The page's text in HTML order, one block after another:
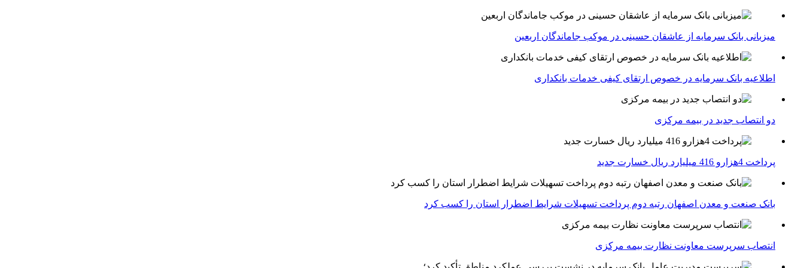
میزبانی بانک سرمایه از عاشقان حسینی در موکب جاماندگان اربعین
اطلاعیه بانک سرمایه در خصوص ارتقای کیفی خدمات بانکداری
دو انتصاب جدید در بیمه مركزی
پرداخت 4هزارو 416 میلیارد ریال خسارت جدید
بانک صنعت و معدن اصفهان رتبه دوم پرداخت تسهیلات شرایط اضطرار استان را کسب کرد
انتصاب سرپرست معاونت نظارت بیمه مرکزی